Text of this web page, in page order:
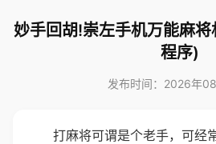
妙手回胡!崇左手机万能麻
程序)
发布时间：2026年
打麻将可谓是个老手，可经